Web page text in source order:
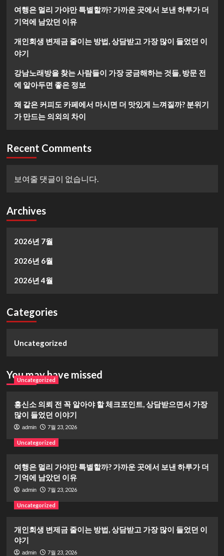
여행은 멀리 가야만 특별할까? 가까운 곳에서 보낸 하루가 더
기억에 남았던 이유
개인회생 변제금 줄이는 방법, 상담받고 가장 많이 들었던 이
야기
강남노래방을 찾는 사람들이 가장 궁금해하는 것들, 방문 전
에 알아두면 좋은 정보
왜 같은 커피도 카페에서 마시면 더 맛있게 느껴질까? 분위기
가 만드는 의외의 차이
Recent Comments
보여줄 댓글이 없습니다.
Archives
2026년 7월
2026년 6월
2026년 4월
Categories
Uncategorized
You may have missed
Uncategorized
흥신소 의뢰 전 꼭 알아야 할 체크포인트, 상담받으면서 가장
많이 들었던 이야기
admin 7월 23, 2026
Uncategorized
여행은 멀리 가야만 특별할까? 가까운 곳에서 보낸 하루가 더
기억에 남았던 이유
admin 7월 23, 2026
Uncategorized
개인회생 변제금 줄이는 방법, 상담받고 가장 많이 들었던 이
야기
admin 7월 23, 2026